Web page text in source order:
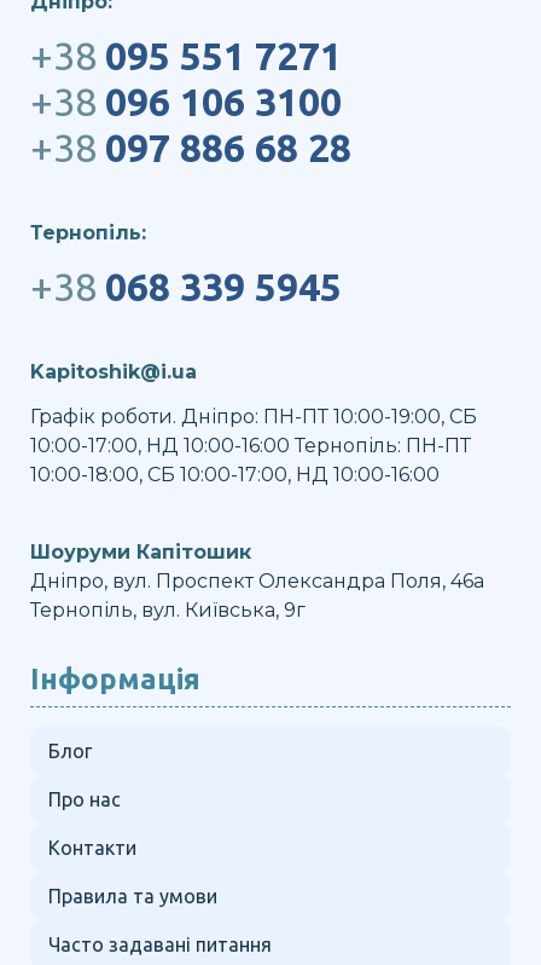
+38 095 551 7271
+38 096 106 3100
+38 097 886 68 28
Тернопіль:
+38 068 339 5945
Kapitoshik@i.ua
Графік роботи. Дніпро: ПН-ПТ 10:00-19:00, СБ
10:00-17:00, НД 10:00-16:00 Тернопіль: ПН-ПТ
10:00-18:00, СБ 10:00-17:00, НД 10:00-16:00
Шоуруми Капітошик
Дніпро, вул. Проспект Олександра Поля, 46а
Тернопіль, вул. Київська, 9г
Інформація
Блог
Про нас
Контакти
Правила та умови
Часто задавані питання